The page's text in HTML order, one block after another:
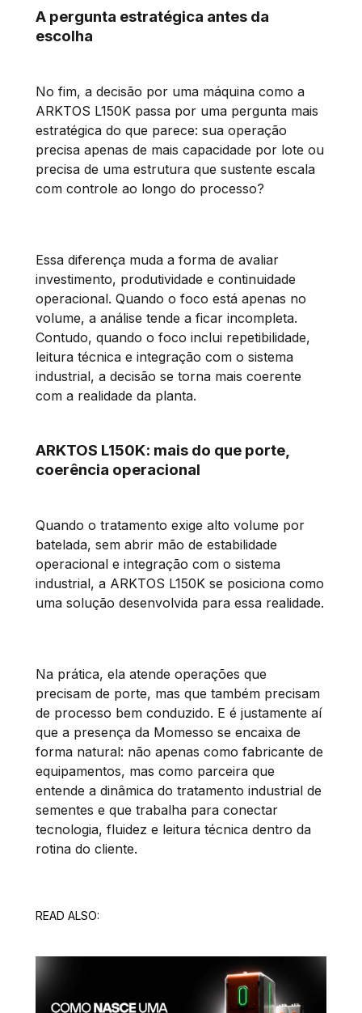
A pergunta estratégica antes da
escolha
No fim, a decisão por uma máquina como a
ARKTOS L150K passa por uma pergunta mais
estratégica do que parece: sua operação
precisa apenas de mais capacidade por lote ou
precisa de uma estrutura que sustente escala
com controle ao longo do processo?
Essa diferença muda a forma de avaliar
investimento, produtividade e continuidade
operacional. Quando o foco está apenas no
volume, a análise tende a ficar incompleta.
Contudo, quando o foco inclui repetibilidade,
leitura técnica e integração com o sistema
industrial, a decisão se torna mais coerente
com a realidade da planta.
ARKTOS L150K: mais do que porte,
coerência operacional
Quando o tratamento exige alto volume por
batelada, sem abrir mão de estabilidade
operacional e integração com o sistema
industrial, a ARKTOS L150K se posiciona como
uma solução desenvolvida para essa realidade.
Na prática, ela atende operações que
precisam de porte, mas que também precisam
de processo bem conduzido. E é justamente aí
que a presença da Momesso se encaixa de
forma natural: não apenas como fabricante de
equipamentos, mas como parceira que
entende a dinâmica do tratamento industrial de
sementes e que trabalha para conectar
tecnologia, fluidez e leitura técnica dentro da
rotina do cliente.
READ ALSO: